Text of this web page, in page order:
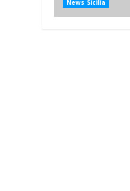
News Sicilia